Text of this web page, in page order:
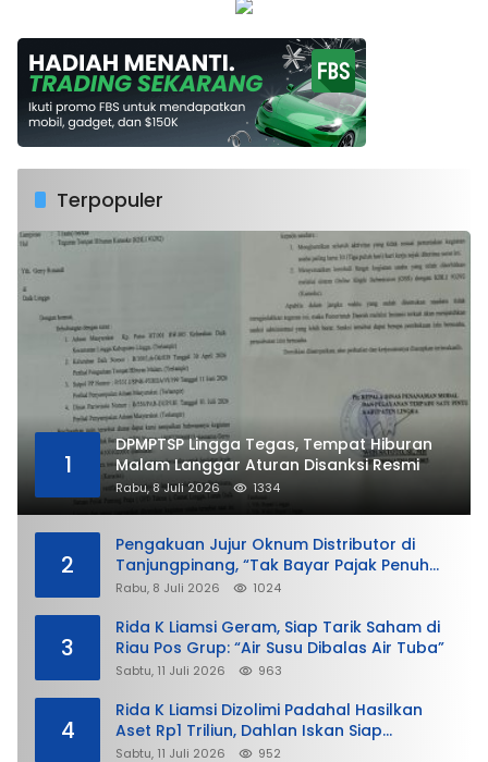
Terpopuler
1
DPMPTSP Lingga Tegas, Tempat Hiburan
Malam Langgar Aturan Disanksi Resmi
Rabu, 8 Juli 2026 1334
2
Pengakuan Jujur Oknum Distributor di
Tanjungpinang, “Tak Bayar Pajak Penuh
demi Untung”
Rabu, 8 Juli 2026 1024
3
Rida K Liamsi Geram, Siap Tarik Saham di
Riau Pos Grup: “Air Susu Dibalas Air Tuba”
Sabtu, 11 Juli 2026 963
4
Rida K Liamsi Dizolimi Padahal Hasilkan
Aset Rp1 Triliun, Dahlan Iskan Siap
Membela
Sabtu, 11 Juli 2026 952